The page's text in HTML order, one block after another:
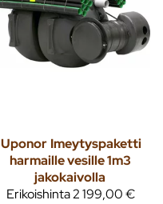
Uponor Imeytyspaketti
harmaille vesille 1m3
jakokaivolla
Erikoishinta2 199,00 €